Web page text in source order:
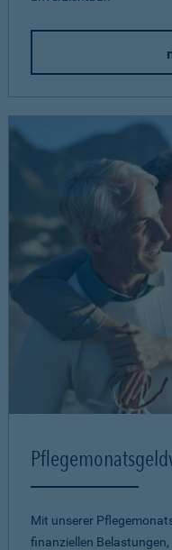
Mit unserer
finanziellen Belastungen,